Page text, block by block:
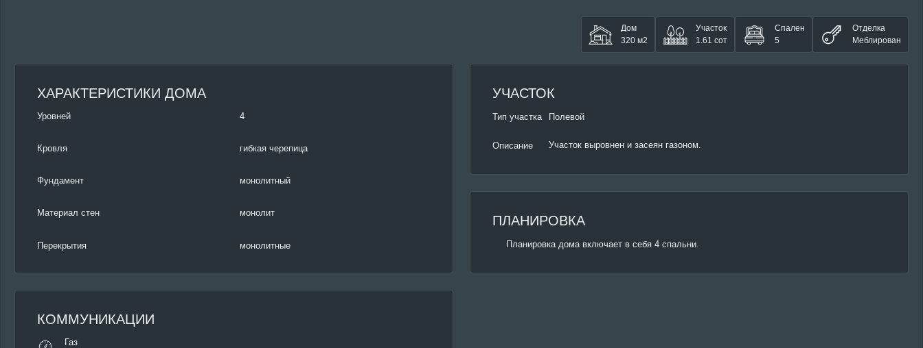
Дом
320 м2
Участок
1.61 сот
Спален
5
Отделка
Меблирован
ХАРАКТЕРИСТИКИ ДОМА
Уровней 4
Кровля гибкая черепица
Фундамент монолитный
Материал стен монолит
Перекрытия монолитные
УЧАСТОК
Тип участка Полевой
Описание Участок выровнен и засеян газоном.
ПЛАНИРОВКА
Планировка дома включает в себя 4 спальни.
КОММУНИКАЦИИ
Газ